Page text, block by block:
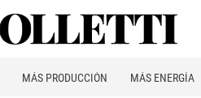
MÁS PRODUCCIÓN MÁS ENERGÍA